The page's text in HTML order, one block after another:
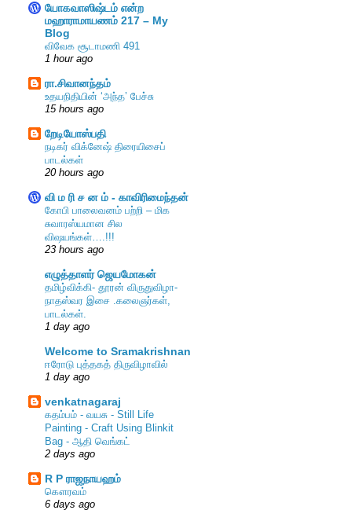
யோகவாஸிஷ்டம் என்ற
மஹாராமாயணம் 217 – My
Blog
விவேக சூடாமணி 491
1 hour ago
ரா.சிவானந்தம்
உதயநிதியின் ‘அந்த’ பேச்சு
15 hours ago
றேடியோஸ்பதி
நடிகர் விக்னேஷ் திரையிசைப்
பாடல்கள்
20 hours ago
வி ம ரி ச ன ம் - காவிரிமைந்தன்
கோபி பாலைவனம் பற்றி – மிக
சுவாரஸ்யமான சில
விஷயங்கள்….!!!
23 hours ago
எழுத்தாளர் ஜெயமோகன்
தமிழ்விக்கி- தூரன் விருதுவிழா-
நாதஸ்வர இசை .கலைஞர்கள்,
பாடல்கள்.
1 day ago
Welcome to Sramakrishnan
ஈரோடு புத்தகத் திருவிழாவில்
1 day ago
venkatnagaraj
கதம்பம் - வயசு - Still Life
Painting - Craft Using Blinkit
Bag - ஆதி வெங்கட்
2 days ago
R P ராஜநாயஹம்
கௌரவம்
6 days ago